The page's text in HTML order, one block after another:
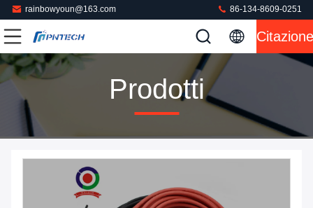
rainbowyoun@163.com 86-134-8609-0251
Citazione
Prodotti